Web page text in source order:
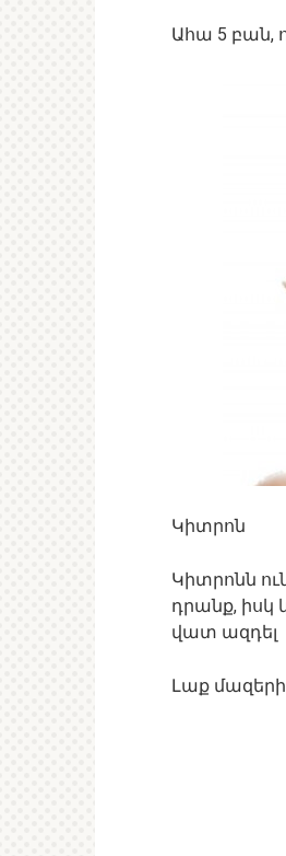
Ահա 5 բան,
Կիտրոն
Կիտրոնն
դրանք, իսկ
վատ ազդել
Լաք մազերի